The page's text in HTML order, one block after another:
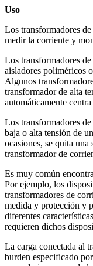
Uso
Los transformadores
medir la corriente y
Los transformadores
aisladores poliméricos
Algunos
transformador de alta
automáticamente
Los transformadores
baja o alta tensión de
ocasiones, se quita una
transformador de
Es muy común
Por ejemplo, los
transformadores de
medida y protección y
diferentes
requieren dichos
La carga conectada al
burden especificado